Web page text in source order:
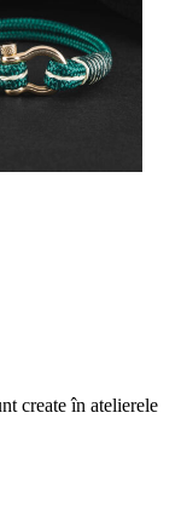
create în atelierele